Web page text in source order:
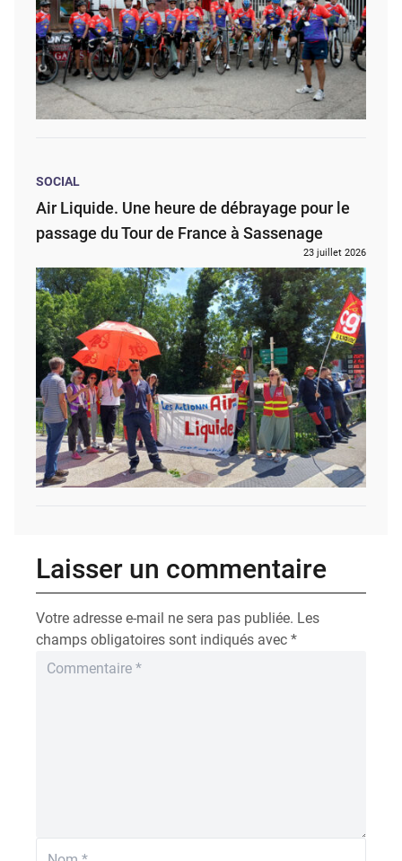
SOCIAL
Air Liquide. Une heure de débrayage pour le
passage du Tour de France à Sassenage
23 juillet 2026
Laisser un commentaire
Votre adresse e-mail ne sera pas publiée. Les
champs obligatoires sont indiqués avec *